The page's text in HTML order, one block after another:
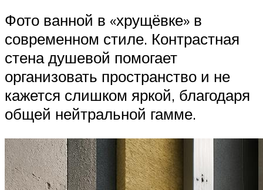
Фото ванной в «хрущёвке» в
современном стиле. Контрастная
стена душевой помогает
организовать пространство и не
кажется слишком яркой, благодаря
общей нейтральной гамме.